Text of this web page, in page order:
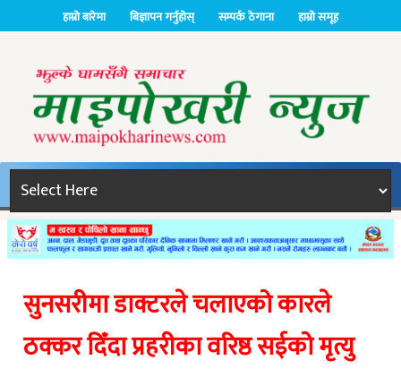
हाम्रो बारेमा बिज्ञापन गर्नुहोस् सम्पर्क ठेगाना हाम्रो समूह
सुनसरीमा डाक्टरले चलाएको कारले
ठक्कर दिँदा प्रहरीका वरिष्ठ सईको मृत्यु